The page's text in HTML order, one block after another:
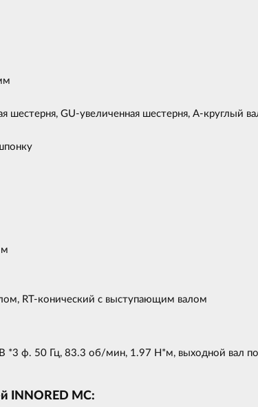
шестерня, GU-увеличенная шестерня, А-круглый
RT-конический с выступающим валом
*3 ф. 50 Гц, 83.3 об/мин, 1.97 Н*м, выходной вал
INNORED МС: